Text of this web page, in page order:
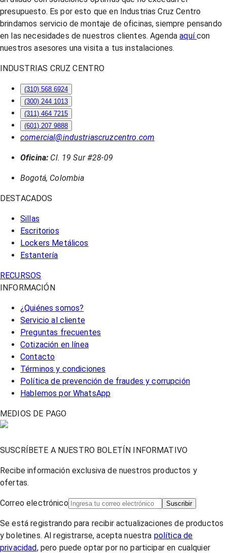
presupuesto. Es por esto que en Industrias Cruz Centro
brindamos servicio de montaje de oficinas, siempre pensando
en las necesidades de nuestros clientes. Agendaaquícon
nuestros asesores una visita a tus instalaciones.
INDUSTRIAS CRUZ CENTRO
(310) 568 6924
(300) 244 1013
(311) 464 7215
(601) 207 9888
comercial@industriascruzcentro.com
Oficina: Cl. 19 Sur #28-09
Bogotá, Colombia
DESTACADOS
Sillas
Escritorios
Lockers Metálicos
Estantería
RECURSOS
INFORMACIÓN
¿Quiénes somos?
Servicio al cliente
Preguntas frecuentes
Cotización en línea
Contacto
Términos y condiciones
Política de prevención de fraudes y corrupción
Hablemos por WhatsApp
MEDIOS DE PAGO
SUSCRÍBETE A NUESTRO BOLETÍN INFORMATIVO
Recibe información exclusiva de nuestros productos y
ofertas.
Correo electrónico Suscribir
Se está registrando para recibir actualizaciones de productos
y boletines. Al registrarse, acepta nuestra política de
privacidad, pero puede optar por no participar en cualquier